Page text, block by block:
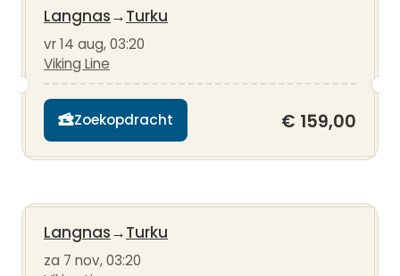
Langnas→Turku
vr 14 aug, 03:20
Viking Line
Zoekopdracht € 159,00
Langnas→Turku
za 7 nov, 03:20